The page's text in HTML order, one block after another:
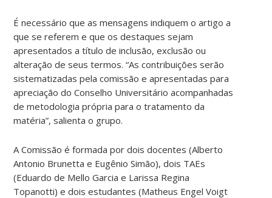
É necessário que as mensagens indiquem o artigo a
que se referem e que os destaques sejam
apresentados a título de inclusão, exclusão ou
alteração de seus termos. “As contribuições serão
sistematizadas pela comissão e apresentadas para
apreciação do Conselho Universitário acompanhadas
de metodologia própria para o tratamento da
matéria”, salienta o grupo.
A Comissão é formada por dois docentes (Alberto
Antonio Brunetta e Eugênio Simão), dois TAEs
(Eduardo de Mello Garcia e Larissa Regina
Topanotti) e dois estudantes (Matheus Engel Voigt